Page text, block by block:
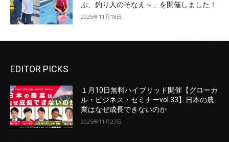
ぶ、釣り人のそなえ～」を開催しました！
2025年11月18日
EDITOR PICKS
１月10日無料ハイブリッド開催【グローカ
ル・ビジネス・セミナーvol.33】日本の農
業はなぜ成長できないのか
2025年11月27日